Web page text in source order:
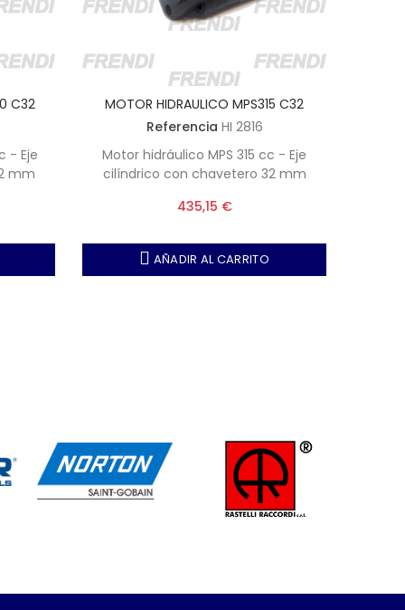
C32
- Eje
mm
MOTOR HIDRAULICO MPS315 C32
Referencia HI 2816
Motor hidráulico MPS 315 cc - Eje
cilíndrico con chavetero 32 mm
435,15 €
AÑADIR AL CARRITO